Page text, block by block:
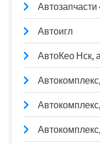
Автозапчасти
Автоигл
АвтоКео Нск,